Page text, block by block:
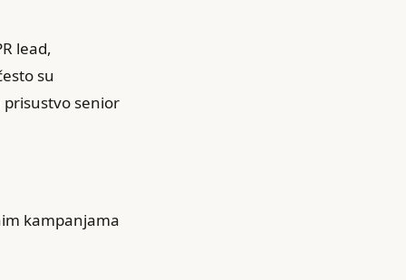
lead,
su
senior
kampanjama